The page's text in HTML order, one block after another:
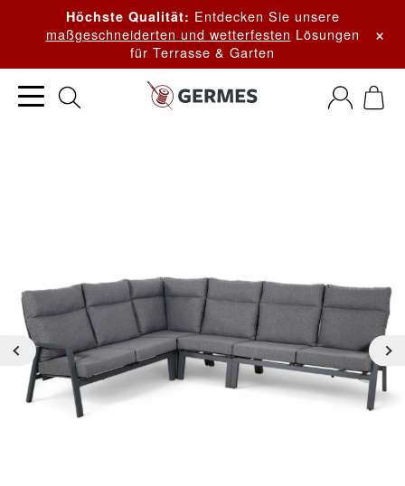
Höchste Qualität: Entdecken Sie unsere
maßgeschneiderten und wetterfesten Lösungen
für Terrasse & Garten
×